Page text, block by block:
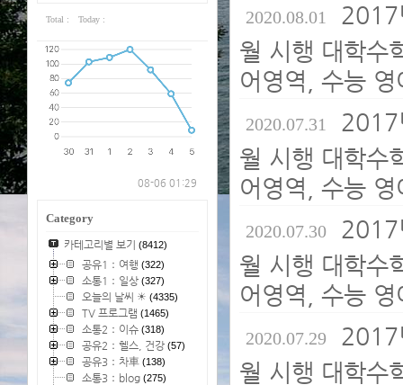
Total : Today :
08-06 01:29
Category
카테고리별 보기 (8412)
공유1：여행 (322)
소통1：일상 (327)
오늘의 날씨 ☀ (4335)
TV 프로그램 (1465)
소통2：이슈 (318)
공유2：헬스, 건강 (57)
공유3：차車 (138)
소통3：blog (275)
2020.08.01 2017
월 시행 대학수
어영역, 수능
2020.07.31 2017
월 시행 대학수
어영역, 수능
2020.07.30 2017
월 시행 대학수
어영역, 수능
2020.07.29 2017
월 시행 대학수